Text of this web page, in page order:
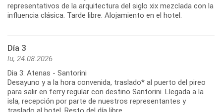
representativos de la arquitectura del siglo xix mezclada con la
influencia clásica. Tarde libre. Alojamiento en el hotel.
Día 3
lu, 24.08.2026
Dia 3: Atenas - Santorini
Desayuno y a la hora convenida, traslado* al puerto del pireo
para salir en ferry regular con destino Santorini. Llegada a la
isla, recepción por parte de nuestros representantes y